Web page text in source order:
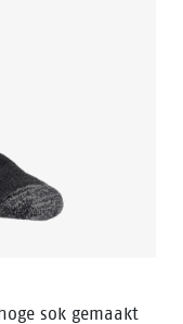
sok gemaakt